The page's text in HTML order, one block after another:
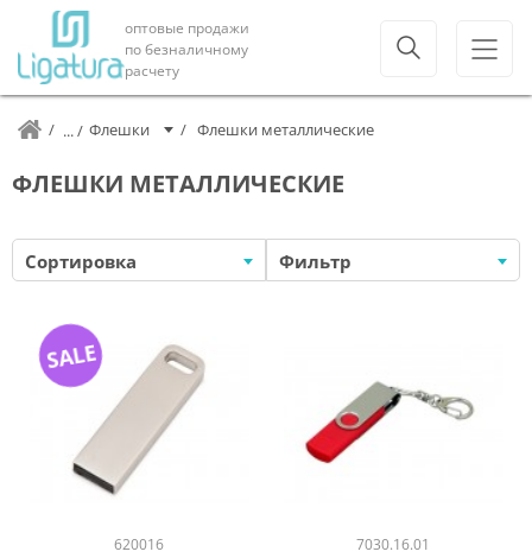
оптовые продажи
по безналичному
расчету
Флешки Флешки металлические
ФЛЕШКИ МЕТАЛЛИЧЕСКИЕ
Сортировка Фильтр
620016
SALE
7030.16.01